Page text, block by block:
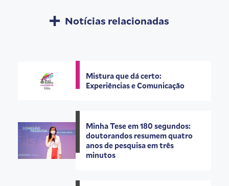
Notícias relacionadas
Mistura que dá certo:
Experiências e Comunicação
Minha Tese em 180 segundos:
doutorandos resumem quatro
anos de pesquisa em três
minutos